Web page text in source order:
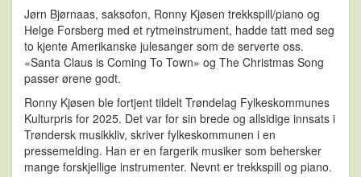
Jørn Bjørnaas, saksofon, Ronny Kjøsen trekkspill/piano og
Helge Forsberg med et rytmeinstrument, hadde tatt med seg
to kjente Amerikanske julesanger som de serverte oss.
«Santa Claus is Coming To Town» og The Christmas Song
passer ørene godt.
Ronny Kjøsen ble fortjent tildelt Trøndelag Fylkeskommunes
Kulturpris for 2025. Det var for sin brede og allsidige innsats i
Trøndersk musikkliv, skriver fylkeskommunen i en
pressemelding. Han er en fargerik musiker som behersker
mange forskjellige instrumenter. Nevnt er trekkspill og piano.